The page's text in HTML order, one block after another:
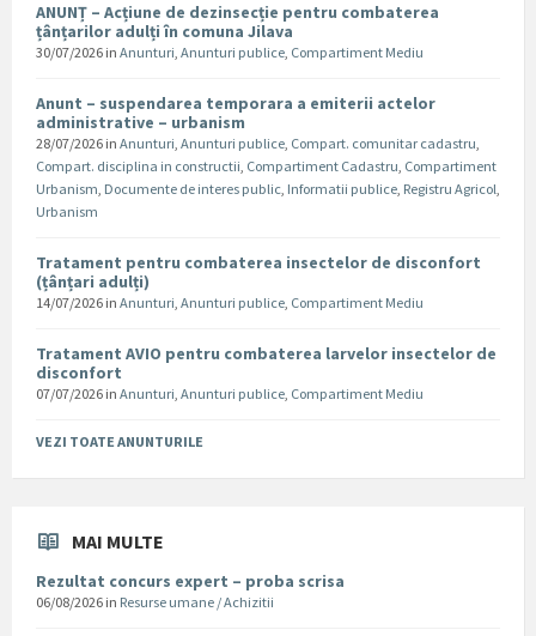
ANUNȚ – Acțiune de dezinsecție pentru combaterea
țânțarilor adulți în comuna Jilava
30/07/2026 in Anunturi, Anunturi publice, Compartiment Mediu
Anunt – suspendarea temporara a emiterii actelor
administrative – urbanism
28/07/2026 in Anunturi, Anunturi publice, Compart. comunitar cadastru,
Compart. disciplina in constructii, Compartiment Cadastru, Compartiment
Urbanism, Documente de interes public, Informatii publice, Registru Agricol,
Urbanism
Tratament pentru combaterea insectelor de disconfort
(țânțari adulți)
14/07/2026 in Anunturi, Anunturi publice, Compartiment Mediu
Tratament AVIO pentru combaterea larvelor insectelor de
disconfort
07/07/2026 in Anunturi, Anunturi publice, Compartiment Mediu
VEZI TOATE ANUNTURILE
MAI MULTE
Rezultat concurs expert – proba scrisa
06/08/2026 in Resurse umane / Achizitii